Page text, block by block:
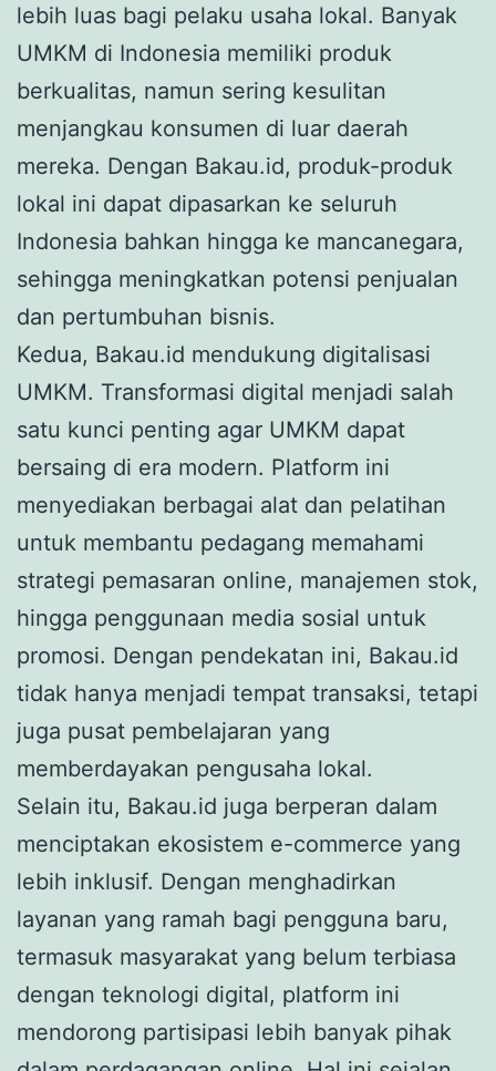
lebih luas bagi pelaku usaha lokal. Banyak
UMKM di Indonesia memiliki produk
berkualitas, namun sering kesulitan
menjangkau konsumen di luar daerah
mereka. Dengan Bakau.id, produk-produk
lokal ini dapat dipasarkan ke seluruh
Indonesia bahkan hingga ke mancanegara,
sehingga meningkatkan potensi penjualan
dan pertumbuhan bisnis.
Kedua, Bakau.id mendukung digitalisasi
UMKM. Transformasi digital menjadi salah
satu kunci penting agar UMKM dapat
bersaing di era modern. Platform ini
menyediakan berbagai alat dan pelatihan
untuk membantu pedagang memahami
strategi pemasaran online, manajemen stok,
hingga penggunaan media sosial untuk
promosi. Dengan pendekatan ini, Bakau.id
tidak hanya menjadi tempat transaksi, tetapi
juga pusat pembelajaran yang
memberdayakan pengusaha lokal.
Selain itu, Bakau.id juga berperan dalam
menciptakan ekosistem e-commerce yang
lebih inklusif. Dengan menghadirkan
layanan yang ramah bagi pengguna baru,
termasuk masyarakat yang belum terbiasa
dengan teknologi digital, platform ini
mendorong partisipasi lebih banyak pihak